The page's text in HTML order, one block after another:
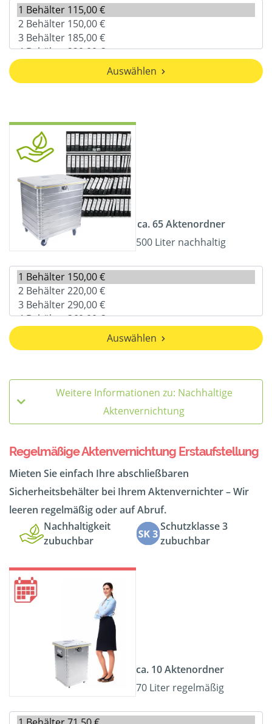
Auswählen
ca. 65 Aktenordner
500 Liter nachhaltig
Auswählen
Weitere Informationen zu: Nachhaltige
Aktenvernichtung
Regelmäßige Aktenvernichtung Erstaufstellung
Mieten Sie einfach Ihre abschließbaren
Sicherheitsbehälter bei Ihrem Aktenvernichter – Wir
leeren regelmäßig oder auf Abruf.
Nachhaltigkeit
zubuchbar
Schutzklasse 3
zubuchbar
ca. 10 Aktenordner
70 Liter regelmäßig